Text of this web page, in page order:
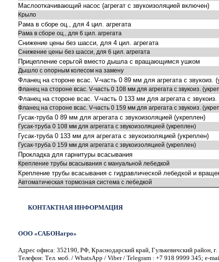
Маслооткачивающий насос (агрегат с звукоизоляцией включен)
Крыло
Рама в сборе оц., для 4 цил. агрегата
Рама в сборе оц., для 6 цил. агрегата
Снижение цены без шасси, для 4 цил. агрегата
Снижение цены без шасси, для 6 цил. агрегата
Прицепление серьгой вместо дышла с вращающимся ушком
Дышло с опорным колесом на замену
Фланец на стороне всас. V-часть 0 89 мм для агрегата с звукоиз.
Фланец на стороне всас. V-часть 0 108 мм для агрегата с звукоиз.
Фланец на стороне всас. V-часть 0 133 мм для агрегата с звукоиз.
Фланец на стороне всас. V-часть 0 159 мм для агрегата с звукоиз.
Гусак-труба 0 89 мм для агрегата с звукоизоляцией (укреплен)
Гусак-труба 0 108 мм для агрегата с звукоизоляцией (укреплен)
Гусак-труба 0 133 мм для агрегата с звукоизоляцией (укреплен)
Гусак-труба 0 159 мм для агрегата с звукоизоляцией (укреплен)
Прокладка для гарнитуры всасывания
Крепление трубы всасывания с мануальной лебедкой
Крепление трубы всасывания с гидравлической лебедкой и
Автоматическая тормозная система с лебедкой
КОНТАКТНАЯ ИНФОРМАЦИЯ
ООО «САБОНагро»
Адрес офиса: 352190, РФ, Краснодарский край, Гулькевичский район,
Телефон: Тел. моб. / WhatsApp / Viber / Telegram : +7 918 9999 345; e-